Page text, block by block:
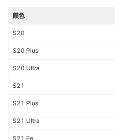
颜色
S20
S20 Plus
S20 Ultra
S21
S21 Plus
S21 Ultra
S21 Fe